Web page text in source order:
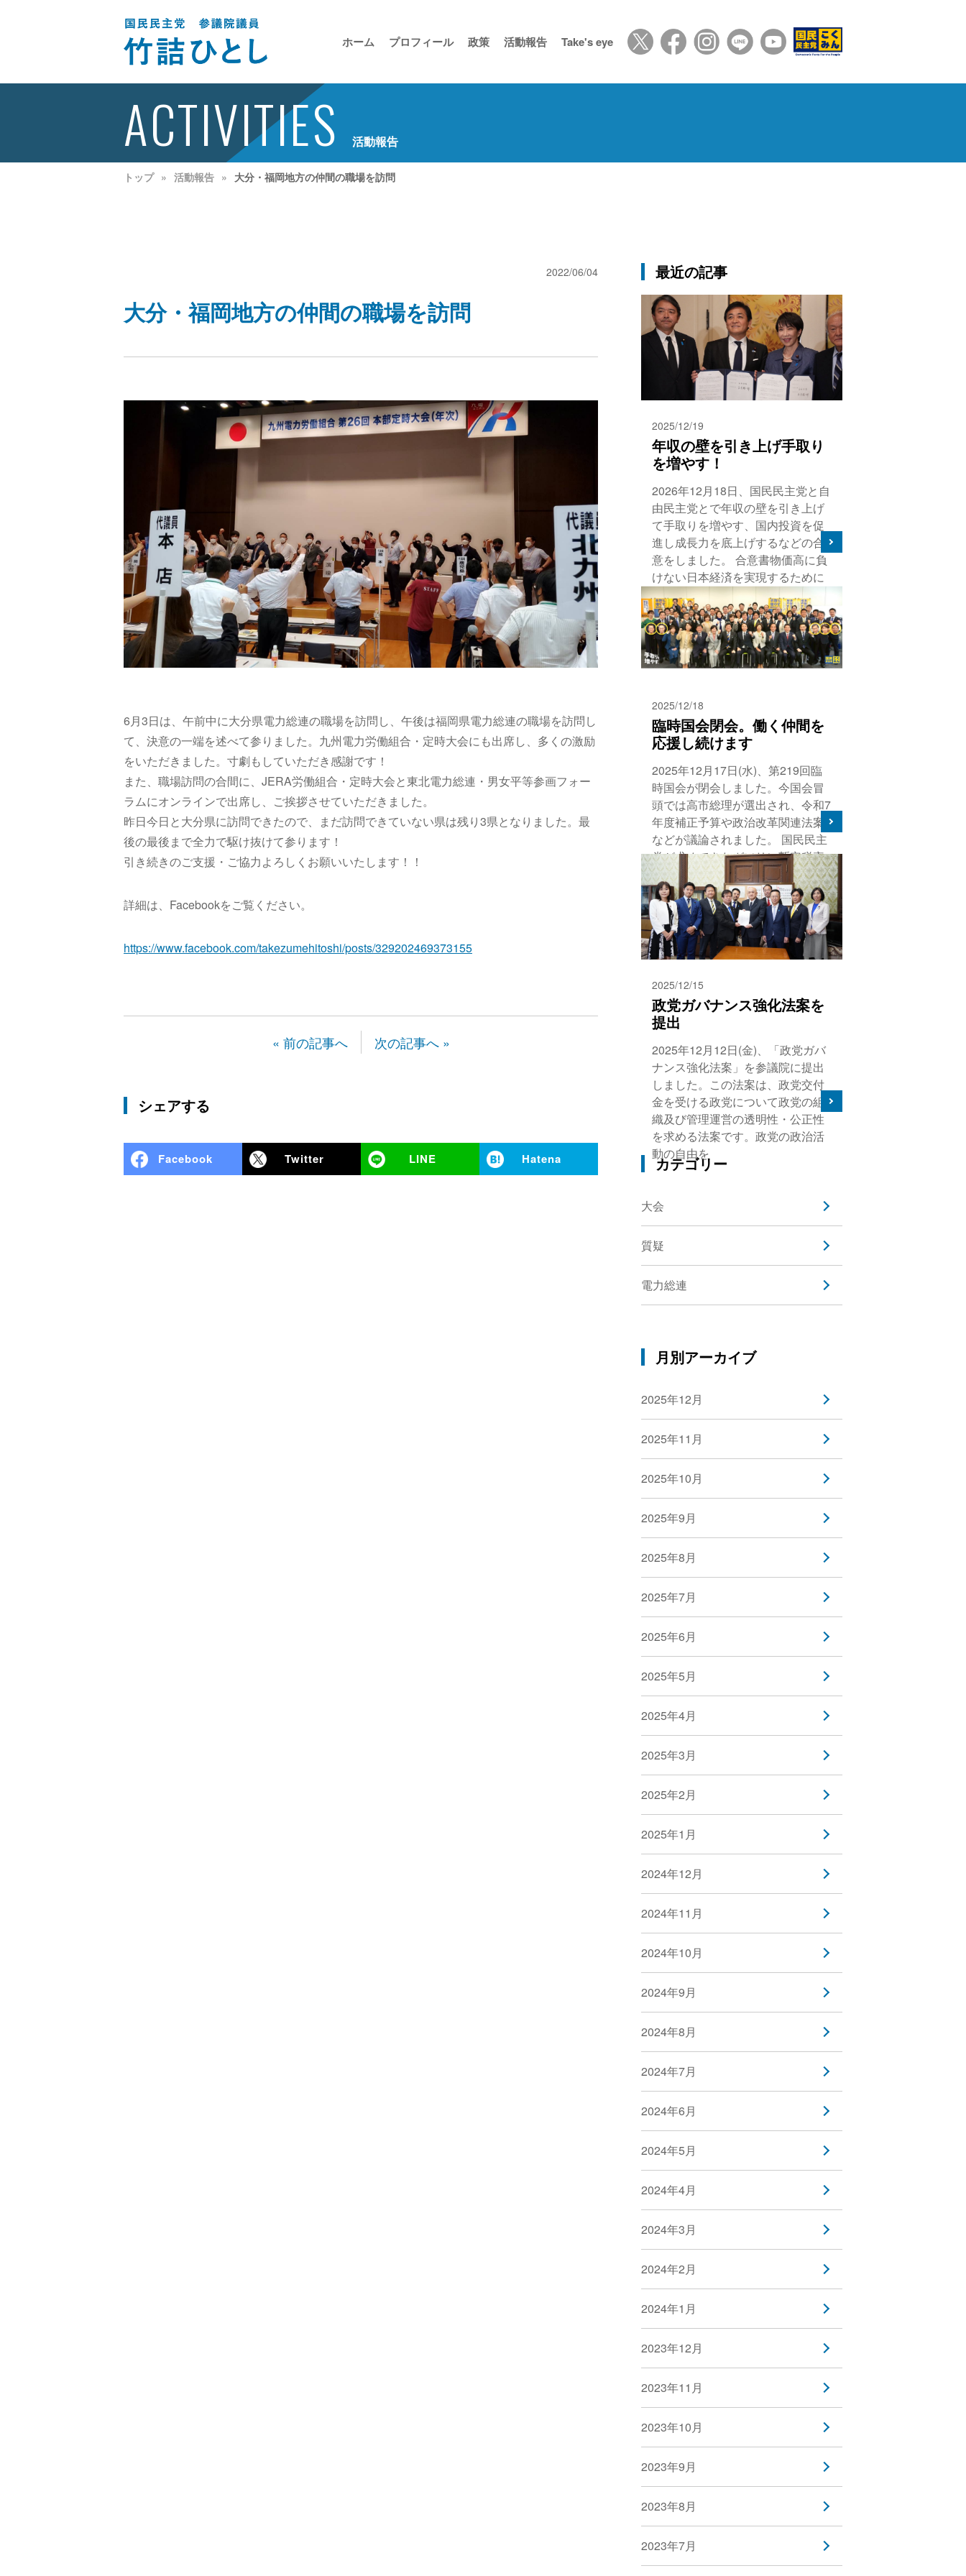
ホーム プロフィール 政策 活動報告 Take's eye
ACTIVITIES 活動報告
トップ 活動報告 大分・福岡地方の仲間の職場を訪問
2022/06/04
大分・福岡地方の仲間の職場を訪問
6月3日は、午前中に大分県電力総連の職場を訪問し、午後は福岡県電力総連の職場を訪問し
て、決意の一端を述べて参りました。九州電力労働組合・定時大会にも出席し、多くの激励
をいただきました。寸劇もしていただき感謝です！
また、職場訪問の合間に、JERA労働組合・定時大会と東北電力総連・男女平等参画フォー
ラムにオンラインで出席し、ご挨拶させていただきました。
昨日今日と大分県に訪問できたので、まだ訪問できていない県は残り3県となりました。最
後の最後まで全力で駆け抜けて参ります！
引き続きのご支援・ご協力よろしくお願いいたします！！
詳細は、Facebookをご覧ください。
https://www.facebook.com/takezumehitoshi/posts/329202469373155
« 前の記事へ 次の記事へ »
シェアする
Facebook Twitter LINE Hatena
最近の記事
2025/12/19
年収の壁を引き上げ手取り
を増やす！
2026年12月18日、国民民主党と自
由民主党とで年収の壁を引き上げ
て手取りを増やす、国内投資を促
進し成長力を底上げするなどの合
意をしました。 合意書物価高に負
けない日本経済を実現するために
は、実質賃
2025/12/18
臨時国会閉会。働く仲間を
応援し続けます
2025年12月17日(水)、第219回臨
時国会が閉会しました。今国会冒
頭では高市総理が選出され、令和7
年度補正予算や政治改革関連法案
などが議論されました。 国民民主
党が求めてきたガソリン暫定税率
が5
2025/12/15
政党ガバナンス強化法案を
提出
2025年12月12日(金)、「政党ガバ
ナンス強化法案」を参議院に提出
しました。この法案は、政党交付
金を受ける政党について政党の組
織及び管理運営の透明性・公正性
を求める法案です。政党の政治活
動の自由を
カテゴリー
大会
質疑
電力総連
月別アーカイブ
2025年12月
2025年11月
2025年10月
2025年9月
2025年8月
2025年7月
2025年6月
2025年5月
2025年4月
2025年3月
2025年2月
2025年1月
2024年12月
2024年11月
2024年10月
2024年9月
2024年8月
2024年7月
2024年6月
2024年5月
2024年4月
2024年3月
2024年2月
2024年1月
2023年12月
2023年11月
2023年10月
2023年9月
2023年8月
2023年7月